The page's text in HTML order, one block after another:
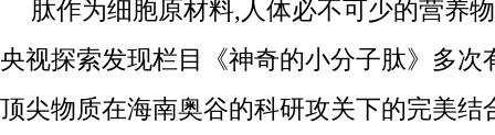
肽作为细胞原材料,人体必不可少的营养
央视探索发现栏目《神奇的小分子肽》多次
顶尖物质在海南奥谷的科研攻关下的完美结